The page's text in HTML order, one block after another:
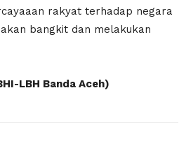
rakyat terhadap negara
bangkit dan melakukan
LBH Banda Aceh)